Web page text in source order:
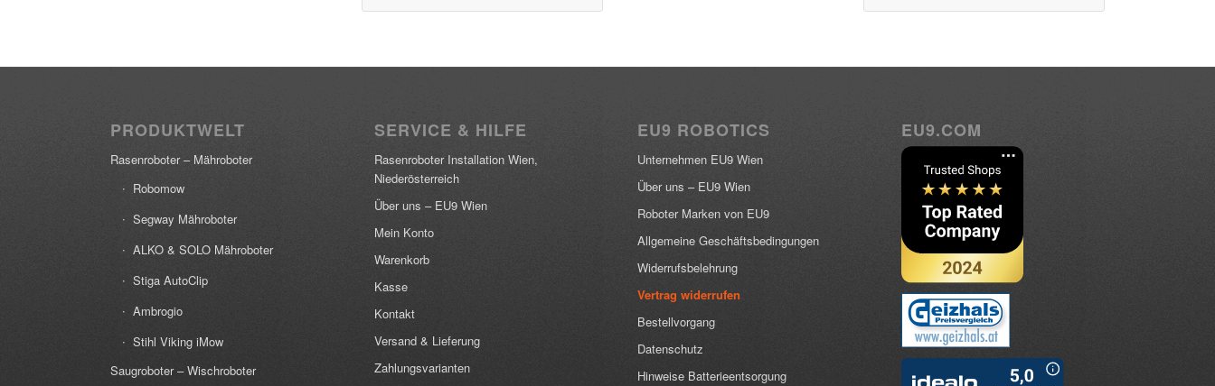
PRODUKTWELT
Rasenroboter – Mähroboter
Robomow
Segway Mähroboter
ALKO & SOLO Mähroboter
Stiga AutoClip
Ambrogio
Stihl Viking iMow
Saugroboter – Wischroboter
SERVICE & HILFE
Rasenroboter Installation Wien,
Niederösterreich
Über uns – EU9 Wien
Mein Konto
Warenkorb
Kasse
Kontakt
Versand & Lieferung
Zahlungsvarianten
EU9 ROBOTICS
Unternehmen EU9 Wien
Über uns – EU9 Wien
Roboter Marken von EU9
Allgemeine Geschäftsbedingungen
Widerrufsbelehrung
Vertrag widerrufen
Bestellvorgang
Datenschutz
Hinweise Batterieentsorgung
EU9.COM